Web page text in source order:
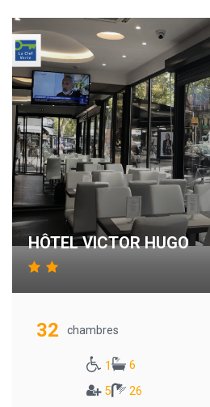
HÔTEL VICTOR HUGO
32 chambres
1
6
5
26